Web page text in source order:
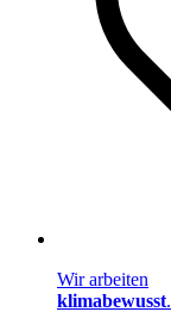
Wir arbeiten
klimabewusst.